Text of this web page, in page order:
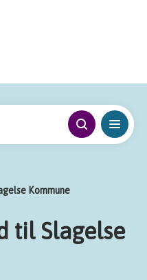
Kommune
til Slagelse